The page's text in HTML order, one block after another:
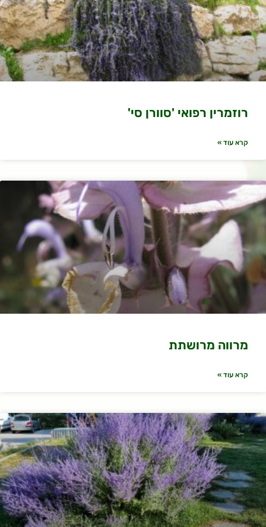
רוזמרין רפואי 'סוורן סי'
קרא עוד »
מרווה מרושתת
קרא עוד »